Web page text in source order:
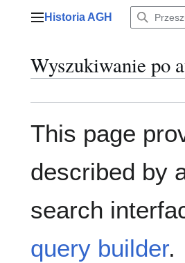
Menu główne
Historia AGH
Wyszukiwanie po
This page
described by
search
query builder.